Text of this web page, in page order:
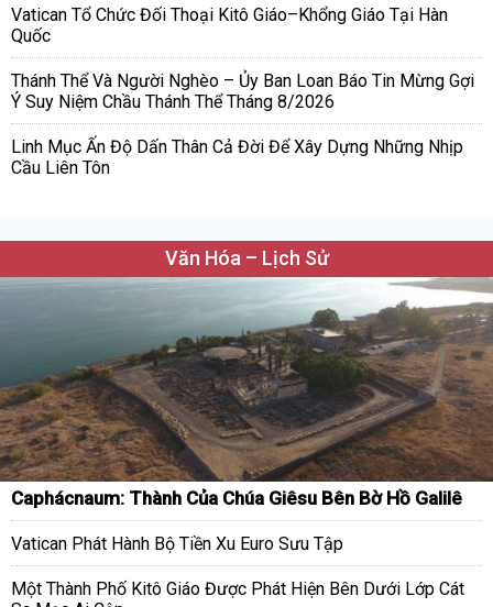
Vatican Tổ Chức Đối Thoại Kitô Giáo–Khổng Giáo Tại Hàn
Quốc
Thánh Thể Và Người Nghèo – Ủy Ban Loan Báo Tin Mừng Gợi
Ý Suy Niệm Chầu Thánh Thể Tháng 8/2026
Linh Mục Ấn Độ Dấn Thân Cả Đời Để Xây Dựng Những Nhịp
Cầu Liên Tôn
Văn Hóa – Lịch Sử
Caphácnaum: Thành Của Chúa Giêsu Bên Bờ Hồ Galilê
Vatican Phát Hành Bộ Tiền Xu Euro Sưu Tập
Một Thành Phố Kitô Giáo Được Phát Hiện Bên Dưới Lớp Cát